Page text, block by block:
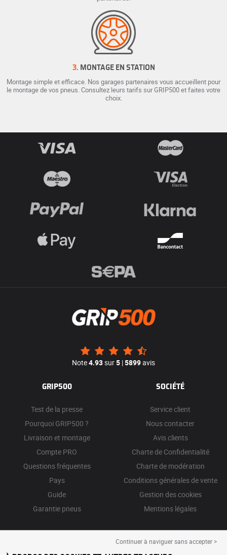
3. MONTAGE EN STATION
Montage simple et efficace. Nos garages partenaires vous accueillent pour
le montage de vos pneus. Consultez leurs tarifs sur GRIP500 et faites votre
choix.
Note4.93sur5 |5899avis
GRIP500
Test de la presse
Pourquoi GRIP500 ?
Livraison et montage
Compte PRO
Questions fréquentes
Pays
Guide
Garantie pneus
SOCIÉTÉ
Service client
Nous contacter
Avis clients
Charte de Confidentialité
Charte de modération
Conditions générales de vente
Gestion des cookies
Mentions légales
Continuer à naviguer sans accepter >